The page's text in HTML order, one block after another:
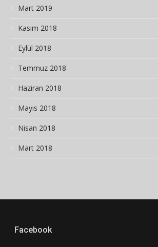
Mart 2019
Kasım 2018
Eylül 2018
Temmuz 2018
Haziran 2018
Mayıs 2018
Nisan 2018
Mart 2018
Facebook